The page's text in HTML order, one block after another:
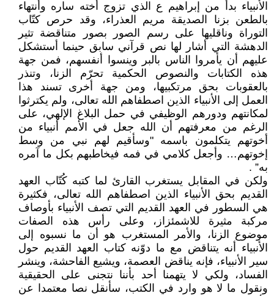
الأنبياء بدأ من إبراهيم ع الذي تزوج أخته ساره وأنتهاء
بالطعن بزنا الصديقة مريم العذراء، وقد حرص كتّاب
التوراة وناقليها على رسم الصور بصور متناقضة تثير
الدهشة التي أشار لها نص قرآني سابق حينما أستشكل
عليهم أن يأمروا الناس بالبر وينسوا أنفسهم، فمن جهة
هذه الكتابات والنصوص الحكمية تحرّم الزنا، وتنذر
بالعقوبات بحق مرتكبيها، ومن جهة أخرى تسند هذا
العمل إلى الأنبياء الذين اصطفاهم الله تعالى، ولم يكترثوا
لمكانتهم ودورهم الوظيفي في حمل البلاغ الإلهي، على
الرغم من معرفتهم أن الله جعل في الأمم أنبياء من
أخوتهم يتكلمون باسمه "وسأقيم لهم نبي من وسط
إخوتهم… وأجعل كلامي في فمه فيخاطبهم بكل ما آمره
به” .
ولكن في المقابل يستغرب القارئ لما كتبه كُتّاب العهد
القديم بحق الأنبياء الذين اصطفاهم الله تعالى، فكثيرة
هي السطور في العهد القديم التي تصف الأنبياء بأوصاف
مركبة مثيرة للاشمئزاز، وعلى رأس هذه الصفات
موضوع الزنا، والأمر المستغرب هو أن ما نسبوه إلى
الأنبياء أنه يتناقض مع ما دوّنه كتاب العهد القديم حول
سير الأنبياء، فإنه يناقض العصمة، ويشيع الفاحشة، وينشر
الفساد، ولكي لا يتهمنا أحد بأننا نتجنى على الحقيقية
ونقول ما لا هو وارد في الكتب، سأنقل نصا معتمدا عن